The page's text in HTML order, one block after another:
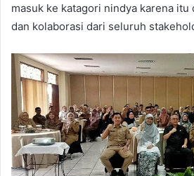
masuk ke katagori nindya karena
dan kolaborasi dari seluruh